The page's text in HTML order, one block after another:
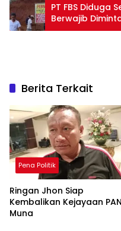
PT FBS Diduga
Berwajib
Berita Terkait
Pena Politik
Ringan Jhon Siap
Kembalikan Kejayaan PAN
Muna